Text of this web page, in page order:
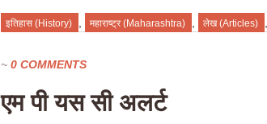
इतिहास (History) महाराष्ट्र (Maharashtra) लेख (Articles)
~ 0 COMMENTS
एम पी यस सी अलर्ट